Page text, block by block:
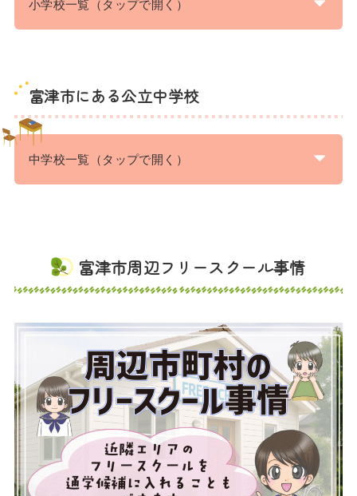
小学校一覧（タップで開く）
富津市にある公立中学校
中学校一覧（タップで開く）
富津市周辺フリースクール事情